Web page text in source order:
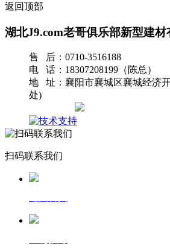
返回顶部
湖北J9.com老哥俱乐部新型建材
售 后：0710-3516188
电 话：18307208199（陈总）
地 址：襄阳市襄城区襄城经济
处)
扫码联系我们